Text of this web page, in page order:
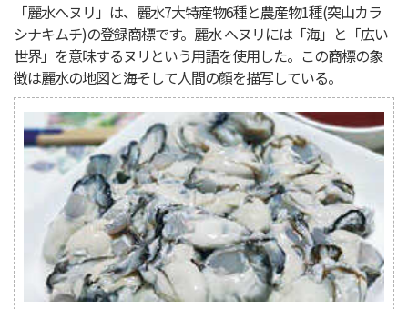
「麗水へヌリ」は、麗水7大特産物6種と農産物1種(突山カラ
シナキムチ)の登録商標です。麗水 へヌリには「海」と「広い
世界」を意味するヌリという用語を使用した。この商標の象
徴は麗水の地図と海そして人間の顔を描写している。